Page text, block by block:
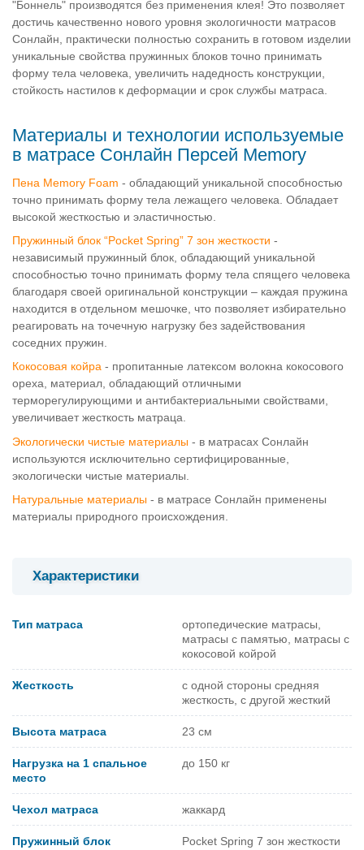
"Боннель" производятся без применения клея! Это позволяет
достичь качественно нового уровня экологичности матрасов
Сонлайн, практически полностью сохранить в готовом изделии
уникальные свойства пружинных блоков точно принимать
форму тела человека, увеличить надедность конструкции,
стойкость настилов к деформации и срок службы матраса.
Материалы и технологии используемые
в матрасе Сонлайн Персей Memory
Пена Memory Foam - обладающий уникальной способностью
точно принимать форму тела лежащего человека. Обладает
высокой жесткостью и эластичностью.
Пружинный блок “Pocket Spring” 7 зон жесткости -
независимый пружинный блок, обладающий уникальной
способностью точно принимать форму тела спящего человека
благодаря своей оригинальной конструкции – каждая пружина
находится в отдельном мешочке, что позволяет избирательно
реагировать на точечную нагрузку без задействования
соседних пружин.
Кокосовая койра - пропитанные латексом волокна кокосового
ореха, материал, обладающий отличными
терморегулирующими и антибактериальными свойствами,
увеличивает жесткость матраца.
Экологически чистые материалы - в матрасах Сонлайн
используются исключительно сертифицированные,
экологически чистые материалы.
Натуральные материалы - в матрасе Сонлайн применены
материалы природного происхождения.
Характеристики
Тип матраса
ортопедические матрасы,
матрасы с памятью, матрасы с
кокосовой койрой
Жесткость
с одной стороны средняя
жесткость, с другой жесткий
Высота матраса 23 см
Нагрузка на 1 спальное
место
до 150 кг
Чехол матраса жаккард
Пружинный блок Pocket Spring 7 зон жесткости